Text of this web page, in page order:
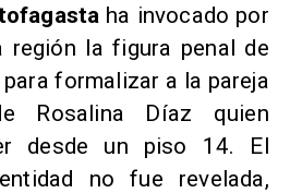
ha invocado por
región la figura penal de
para formalizar a la pareja
Rosalina Díaz quien
desde un piso 14. El
no fue revelada,